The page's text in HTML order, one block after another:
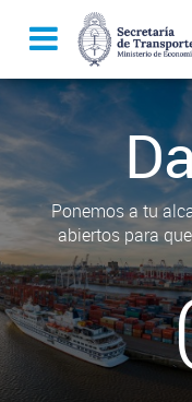
Ponemos a tu
abiertos para